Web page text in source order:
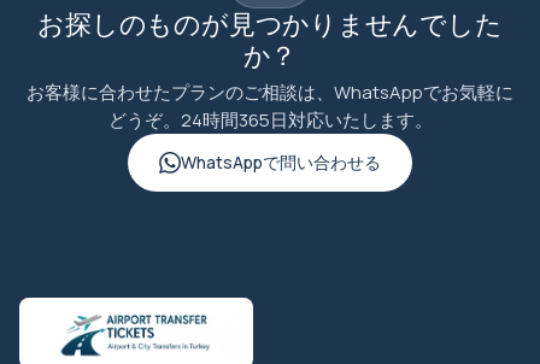
お探しのものが見つかりませんでした
か？
お客様に合わせたプランのご相談は、WhatsAppでお気軽に
どうぞ。24時間365日対応いたします。
WhatsAppで問い合わせる